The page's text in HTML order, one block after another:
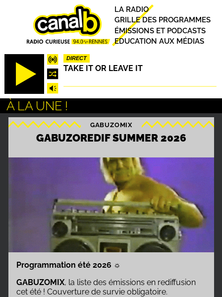
DIRECT
TAKE IT OR LEAVE IT
Principal
LA RADIO
GRILLE DES PROGRAMMES
ÉMISSIONS ET PODCASTS
EDUCATION AUX MÉDIAS
À LA UNE !
GABUZOMIX
GABUZOREDIF SUMMER 2026
Programmation été 2026 ☼
GABUZOMIX, la liste des émissions en rediffusion
cet été ! Couverture de survie obligatoire.